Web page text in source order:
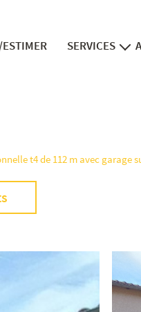
SERVICES
le viager
t4 de 112 m avec garage